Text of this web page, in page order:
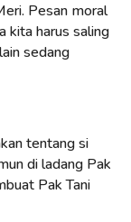
Pesan moral
kita harus saling
sedang
tentang si
di ladang Pak
Pak Tani